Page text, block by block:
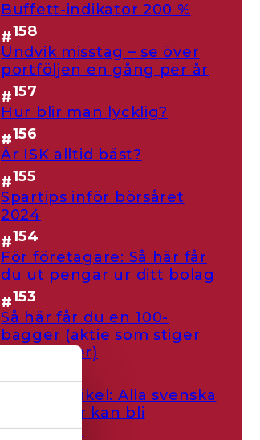
Buffett-indikator 200 %
#158
Undvik misstag – se över
portföljen en gång per år
#157
Hur blir man lycklig?
#156
Är ISK alltid bäst?
#155
Spartips inför börsåret
2024
#154
För företagare: Så här får
du ut pengar ur ditt bolag
#153
Så här får du en 100-
bagger (aktie som stiger
100 gånger)
#
Debattartikel: Alla svenska
ungdomar kan bli
miljonärer